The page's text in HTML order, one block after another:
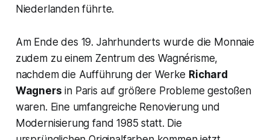
Niederlanden führte.
Am Ende des 19. Jahrhunderts wurde die Monnaie
zudem zu einem Zentrum desWagnérisme,
nachdem die Aufführung der Werke Richard
Wagners in Paris auf größere Probleme gestoßen
waren. Eine umfangreiche Renovierung und
Modernisierung fand 1985 statt. Die